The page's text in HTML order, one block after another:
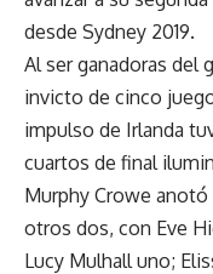
desde Sydney 2019.
Al ser ganadoras del
invicto de cinco
impulso de Irlanda
cuartos de final
Murphy Crowe
otros dos, con Eve
Lucy Mulhall uno;